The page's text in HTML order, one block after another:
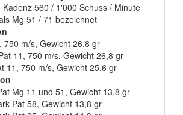
560 / 1'000 Schuss / Minute
Mg 51 / 71 bezeichnet
750 m/s, Gewicht 26,8 gr
11, 750 m/s, Gewicht 26,8 gr
11, 750 m/s, Gewicht 25,6 gr
Mg 11 und 51, Gewicht 13,8 gr
Pat 58, Gewicht 13,8 gr